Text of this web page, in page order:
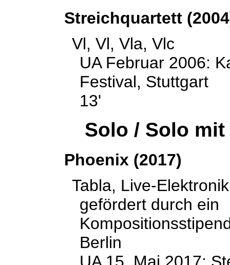
Streichquartett
Vl, Vl, Vla, Vlc
UA Februar 2006:
Festival, Stuttgart
13'
Solo / Solo
Phoenix (2017)
Tabla, Live-
gefördert durch ein
Berlin